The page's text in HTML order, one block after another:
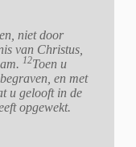
niet door
van Christus,
12Toen u
en met
u gelooft in de
opgewekt.